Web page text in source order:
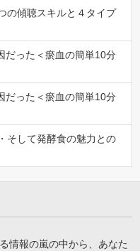
の傾聴スキルと４タイプ
だった＜瘀血の簡単10分
だった＜瘀血の簡単10分
そして発酵食の魅力との
情報の嵐の中から、あなた